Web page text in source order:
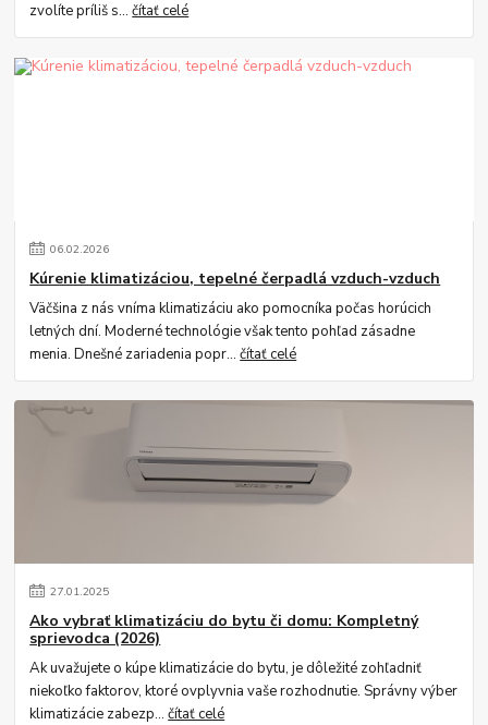
zvolíte príliš s...čítať celé
06.02.2026
Kúrenie klimatizáciou, tepelné čerpadlá vzduch-vzduch
Väčšina z nás vníma klimatizáciu ako pomocníka počas horúcich
letných dní. Moderné technológie však tento pohľad zásadne
menia. Dnešné zariadenia popr...čítať celé
27.01.2025
Ako vybrať klimatizáciu do bytu či domu: Kompletný
sprievodca (2026)
Ak uvažujete o kúpe klimatizácie do bytu, je dôležité zohľadniť
niekoľko faktorov, ktoré ovplyvnia vaše rozhodnutie. Správny výber
klimatizácie zabezp...čítať celé